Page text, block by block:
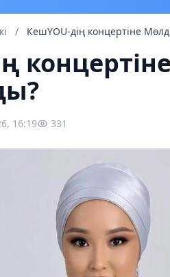
/ КешYOU-дің концертіне
16:19 331